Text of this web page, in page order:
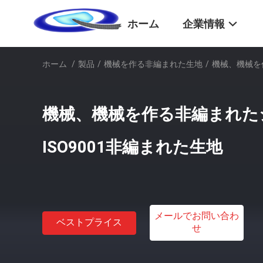
ホーム 企業情報
ホーム / 製品 / 機械を作る非編まれた生地 / 機械、機械
機械、機械を作る非編まれ
ISO9001非編まれた生地
ベストプライス
メールでお問い合わ
せ